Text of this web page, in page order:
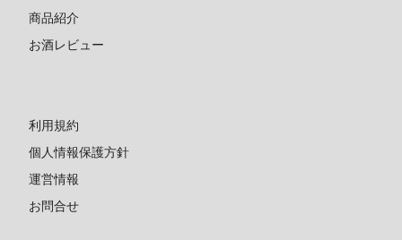
商品紹介
お酒レビュー
利用規約
個人情報保護方針
運営情報
お問合せ